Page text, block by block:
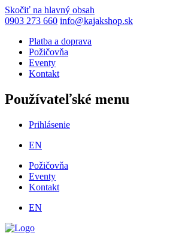
Skočiť na hlavný obsah
0903 273 660 info@kajakshop.sk
Platba a doprava
Požičovňa
Eventy
Kontakt
Používateľské menu
Prihlásenie
EN
Požičovňa
Eventy
Kontakt
EN